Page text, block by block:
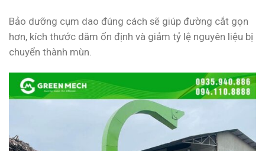
Bảo dưỡng cụm dao đúng cách sẽ giúp đường cắt gọn
hơn, kích thước dăm ổn định và giảm tỷ lệ nguyên liệu bị
chuyển thành mùn.